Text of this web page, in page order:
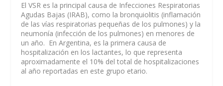
El VSR es la principal causa de Infecciones Respiratorias
Agudas Bajas (IRAB), como la bronquiolitis (inflamación
de las vías respiratorias pequeñas de los pulmones) y la
neumonía (infección de los pulmones) en menores de
un año. En Argentina, es la primera causa de
hospitalización en los lactantes, lo que representa
aproximadamente el 10% del total de hospitalizaciones
al año reportadas en este grupo etario.